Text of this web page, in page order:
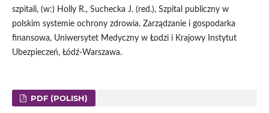
szpitali, (w:) Holly R., Suchecka J. (red.), Szpital publiczny w
polskim systemie ochrony zdrowia. Zarządzanie i gospodarka
finansowa, Uniwersytet Medyczny w Łodzi i Krajowy Instytut
Ubezpieczeń, Łódź-Warszawa.
PDF (POLISH)